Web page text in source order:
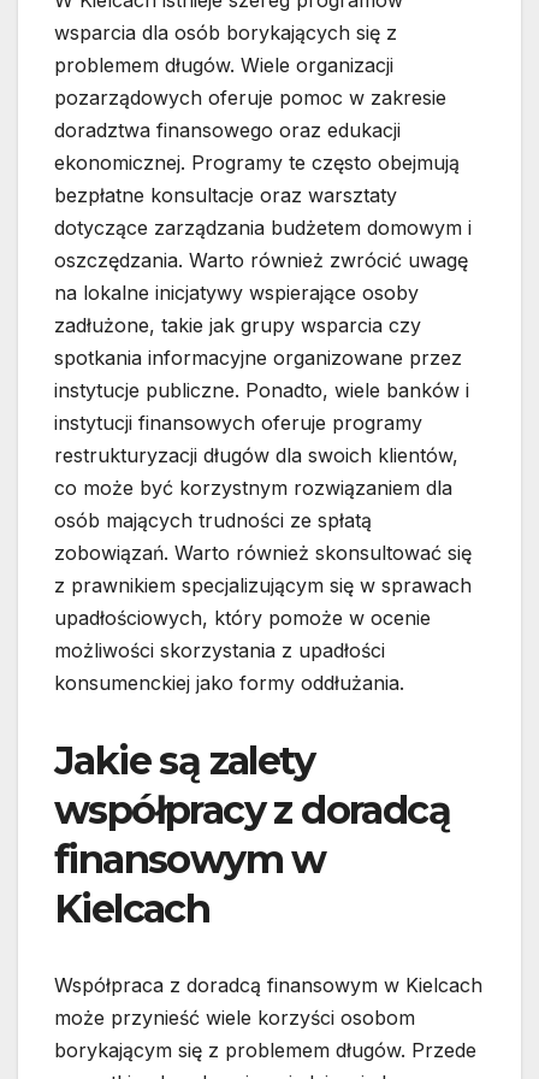
wsparcia dla osób borykających się z
problemem długów. Wiele organizacji
pozarządowych oferuje pomoc w zakresie
doradztwa finansowego oraz edukacji
ekonomicznej. Programy te często obejmują
bezpłatne konsultacje oraz warsztaty
dotyczące zarządzania budżetem domowym i
oszczędzania. Warto również zwrócić uwagę
na lokalne inicjatywy wspierające osoby
zadłużone, takie jak grupy wsparcia czy
spotkania informacyjne organizowane przez
instytucje publiczne. Ponadto, wiele banków i
instytucji finansowych oferuje programy
restrukturyzacji długów dla swoich klientów,
co może być korzystnym rozwiązaniem dla
osób mających trudności ze spłatą
zobowiązań. Warto również skonsultować się
z prawnikiem specjalizującym się w sprawach
upadłościowych, który pomoże w ocenie
możliwości skorzystania z upadłości
konsumenckiej jako formy oddłużania.
Jakie są zalety
współpracy z doradcą
finansowym w
Kielcach
Współpraca z doradcą finansowym w Kielcach
może przynieść wiele korzyści osobom
borykającym się z problemem długów. Przede